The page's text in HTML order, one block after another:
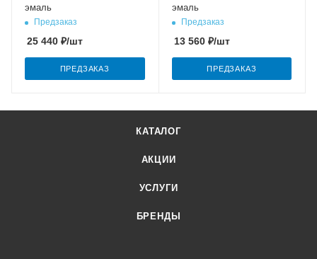
эмаль
Предзаказ
25 440 ₽/шт
ПРЕДЗАКАЗ
эмаль
Предзаказ
13 560₽/шт
ПРЕДЗАКАЗ
КАТАЛОГ
АКЦИИ
УСЛУГИ
БРЕНДЫ